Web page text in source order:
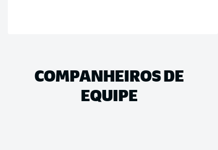
COMPANHEIROS DE
EQUIPE